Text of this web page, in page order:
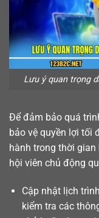
Lưu ý quan trọng
Để đảm bảo quá
bảo vệ quyền lợi tối
hành trong thời gian
hội viên chủ động
Cập nhật lịch
kiểm tra các